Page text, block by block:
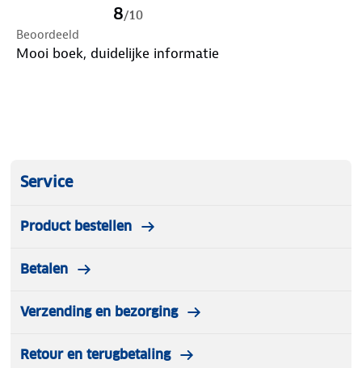
8/10
Beoordeeld
Mooi boek, duidelijke informatie
Service
Product bestellen
Betalen
Verzending en bezorging
Retour en terugbetaling